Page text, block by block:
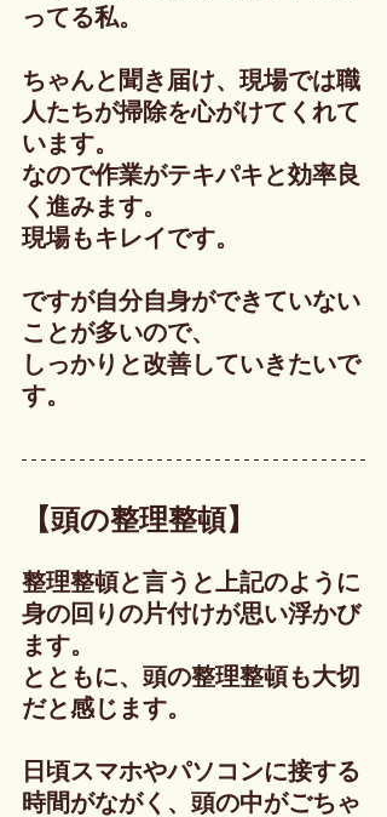
ってる私。
ちゃんと聞き届け、現場では職
人たちが掃除を心がけてくれて
います。
なので作業がテキパキと効率良
く進みます。
現場もキレイです。
ですが自分自身ができていない
ことが多いので、
しっかりと改善していきたいで
す。
【頭の整理整頓】
整理整頓と言うと上記のように
身の回りの片付けが思い浮かび
ます。
とともに、頭の整理整頓も大切
だと感じます。
日頃スマホやパソコンに接する
時間がながく、頭の中がごちゃ